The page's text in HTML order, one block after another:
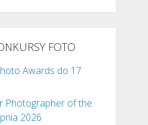
FOTO
Awards do 17
Photographer of the
2026